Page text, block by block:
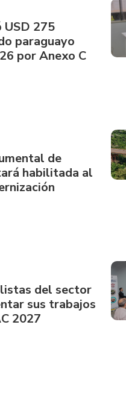
275
paraguayo
por Anexo C
de
habilitada al
del sector
sus trabajos
2027